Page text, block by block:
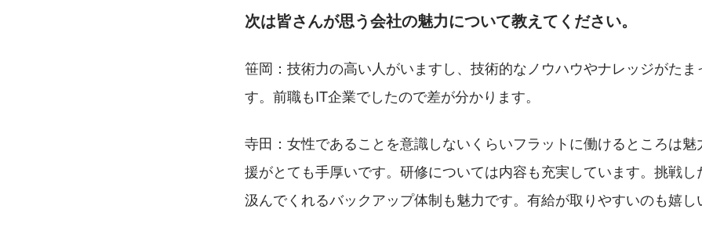
次は皆さんが思う会社の魅力について教えてください。
笹岡：技術力の高い人がいますし、技術的なノウハウやナレッジがたま
す。前職もIT企業でしたので差が分かります。
寺田：女性であることを意識しないくらいフラットに働けるところは魅
援がとても手厚いです。研修については内容も充実しています。挑戦し
汲んでくれるバックアップ体制も魅力です。有給が取りやすいのも嬉し